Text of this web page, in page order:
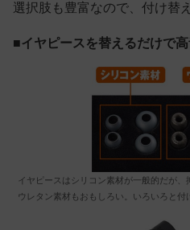
選択肢も豊富なので、付け替
■イヤピースを替えるだけで高
イヤピースはシリコン素材が一般的だが
ウレタン素材もおもしろい。いろいろと付